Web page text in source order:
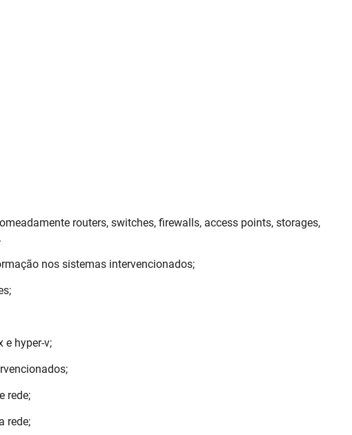
routers, switches, firewalls, access points, storages,
nos sistemas intervencionados;
e hyper-v;
rede;
rede;